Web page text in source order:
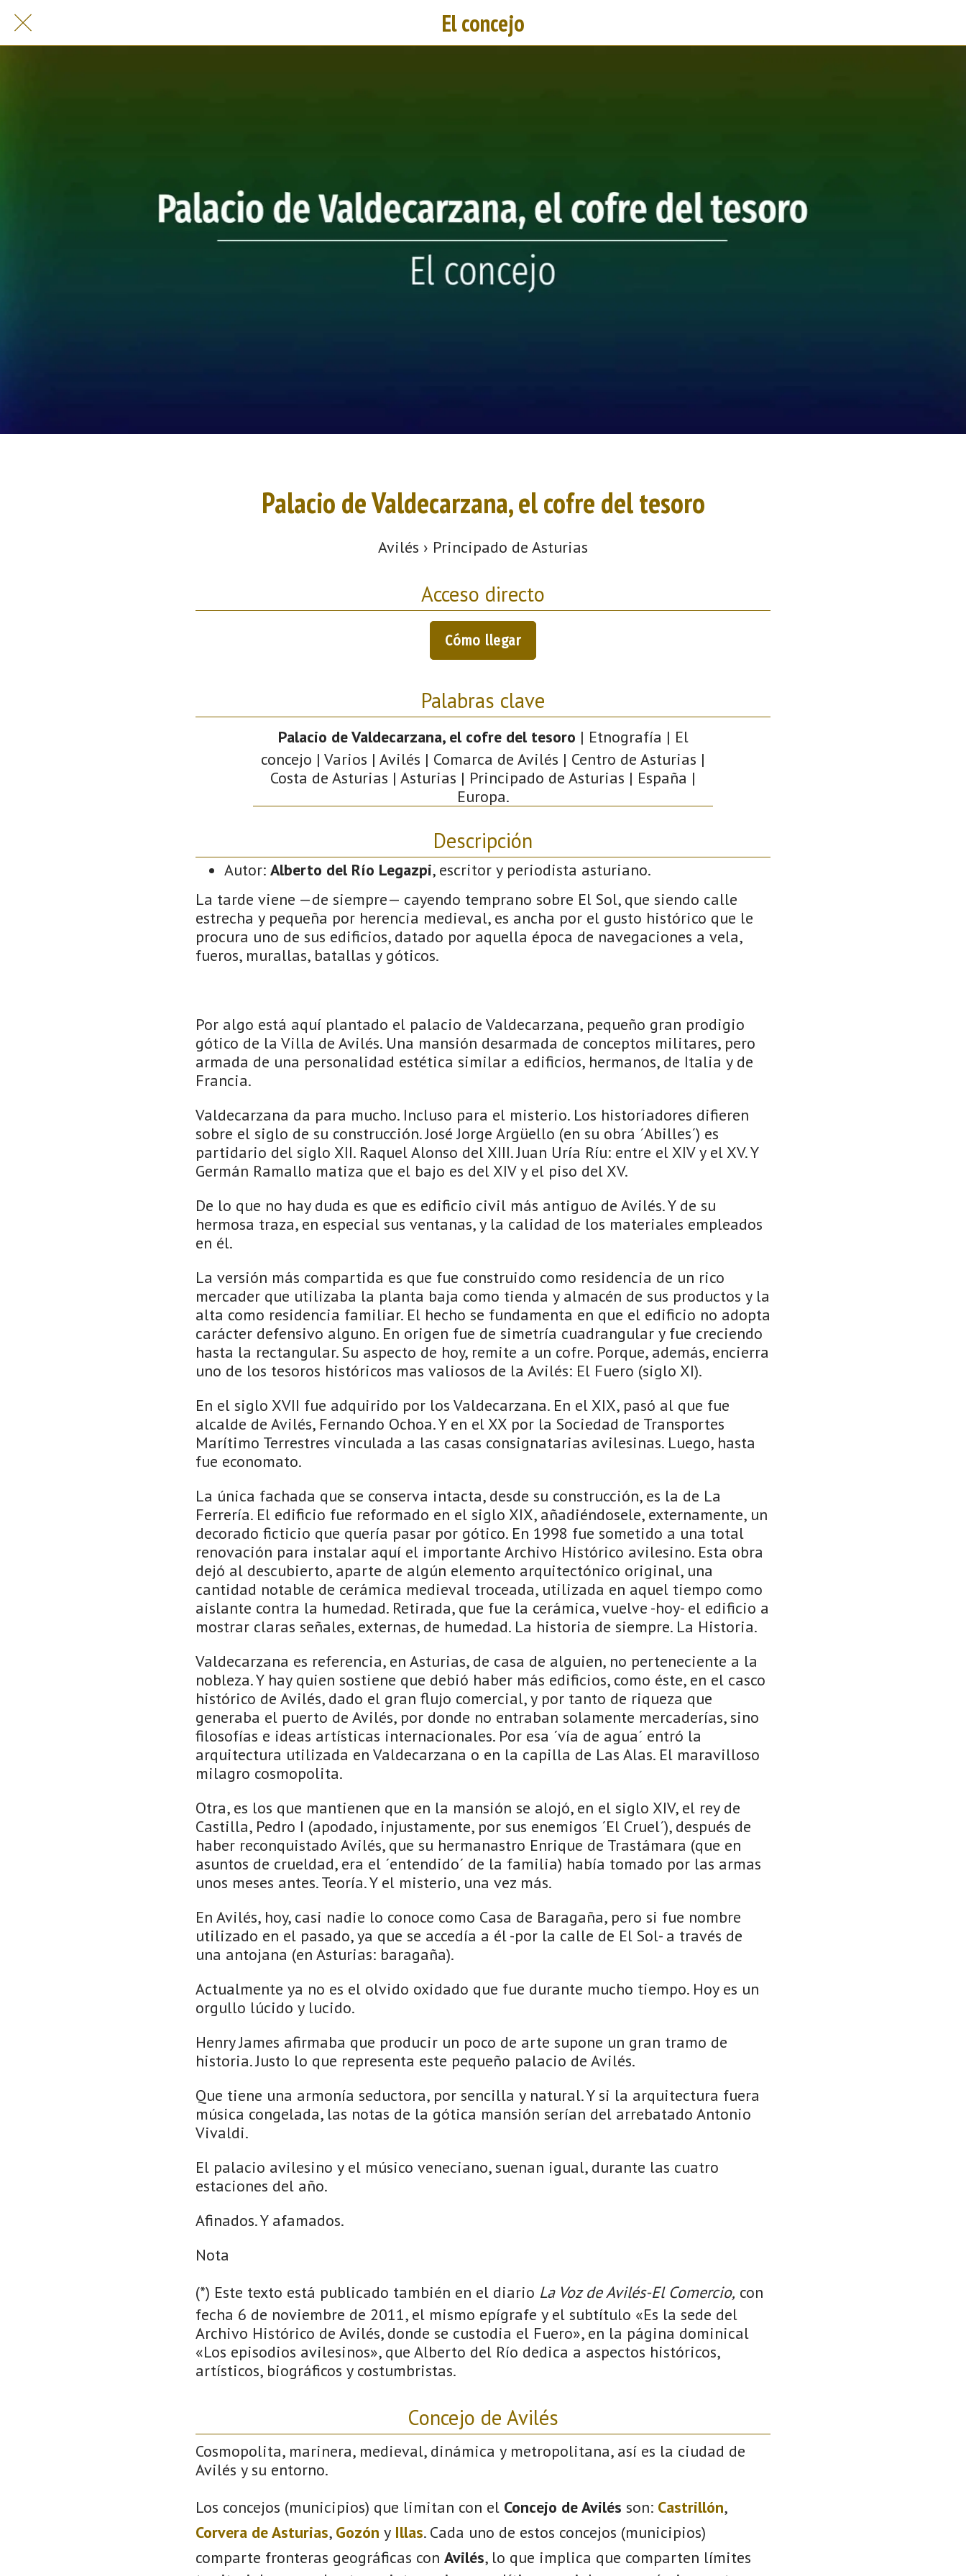
El concejo
Palacio de Valdecarzana, el cofre del tesoro
Avilés › Principado de Asturias
Acceso directo
Cómo llegar
Palabras clave
Palacio de Valdecarzana, el cofre del tesoro | Etnografía | El
concejo | Varios | Avilés | Comarca de Avilés | Centro de Asturias |
Costa de Asturias | Asturias | Principado de Asturias | España |
Europa.
Descripción
Autor: Alberto del Río Legazpi, escritor y periodista asturiano.
La tarde viene —de siempre— cayendo temprano sobre El Sol, que siendo calle
estrecha y pequeña por herencia medieval, es ancha por el gusto histórico que le
procura uno de sus edificios, datado por aquella época de navegaciones a vela,
fueros, murallas, batallas y góticos.
Por algo está aquí plantado el palacio de Valdecarzana, pequeño gran prodigio
gótico de la Villa de Avilés. Una mansión desarmada de conceptos militares, pero
armada de una personalidad estética similar a edificios, hermanos, de Italia y de
Francia.
Valdecarzana da para mucho. Incluso para el misterio. Los historiadores difieren
sobre el siglo de su construcción. José Jorge Argüello (en su obra ´Abilles´) es
partidario del siglo XII. Raquel Alonso del XIII. Juan Uría Ríu: entre el XIV y el XV. Y
Germán Ramallo matiza que el bajo es del XIV y el piso del XV.
De lo que no hay duda es que es edificio civil más antiguo de Avilés. Y de su
hermosa traza, en especial sus ventanas, y la calidad de los materiales empleados
en él.
La versión más compartida es que fue construido como residencia de un rico
mercader que utilizaba la planta baja como tienda y almacén de sus productos y la
alta como residencia familiar. El hecho se fundamenta en que el edificio no adopta
carácter defensivo alguno. En origen fue de simetría cuadrangular y fue creciendo
hasta la rectangular. Su aspecto de hoy, remite a un cofre. Porque, además, encierra
uno de los tesoros históricos mas valiosos de la Avilés: El Fuero (siglo XI).
En el siglo XVII fue adquirido por los Valdecarzana. En el XIX, pasó al que fue
alcalde de Avilés, Fernando Ochoa. Y en el XX por la Sociedad de Transportes
Marítimo Terrestres vinculada a las casas consignatarias avilesinas. Luego, hasta
fue economato.
La única fachada que se conserva intacta, desde su construcción, es la de La
Ferrería. El edificio fue reformado en el siglo XIX, añadiéndosele, externamente, un
decorado ficticio que quería pasar por gótico. En 1998 fue sometido a una total
renovación para instalar aquí el importante Archivo Histórico avilesino. Esta obra
dejó al descubierto, aparte de algún elemento arquitectónico original, una
cantidad notable de cerámica medieval troceada, utilizada en aquel tiempo como
aislante contra la humedad. Retirada, que fue la cerámica, vuelve -hoy- el edificio a
mostrar claras señales, externas, de humedad. La historia de siempre. La Historia.
Valdecarzana es referencia, en Asturias, de casa de alguien, no perteneciente a la
nobleza. Y hay quien sostiene que debió haber más edificios, como éste, en el casco
histórico de Avilés, dado el gran flujo comercial, y por tanto de riqueza que
generaba el puerto de Avilés, por donde no entraban solamente mercaderías, sino
filosofías e ideas artísticas internacionales. Por esa ´vía de agua´ entró la
arquitectura utilizada en Valdecarzana o en la capilla de Las Alas. El maravilloso
milagro cosmopolita.
Otra, es los que mantienen que en la mansión se alojó, en el siglo XIV, el rey de
Castilla, Pedro I (apodado, injustamente, por sus enemigos ´El Cruel´), después de
haber reconquistado Avilés, que su hermanastro Enrique de Trastámara (que en
asuntos de crueldad, era el ´entendido´ de la familia) había tomado por las armas
unos meses antes. Teoría. Y el misterio, una vez más.
En Avilés, hoy, casi nadie lo conoce como Casa de Baragaña, pero si fue nombre
utilizado en el pasado, ya que se accedía a él -por la calle de El Sol- a través de
una antojana (en Asturias: baragaña).
Actualmente ya no es el olvido oxidado que fue durante mucho tiempo. Hoy es un
orgullo lúcido y lucido.
Henry James afirmaba que producir un poco de arte supone un gran tramo de
historia. Justo lo que representa este pequeño palacio de Avilés.
Que tiene una armonía seductora, por sencilla y natural. Y si la arquitectura fuera
música congelada, las notas de la gótica mansión serían del arrebatado Antonio
Vivaldi.
El palacio avilesino y el músico veneciano, suenan igual, durante las cuatro
estaciones del año.
Afinados. Y afamados.
Nota
(*) Este texto está publicado también en el diario La Voz de Avilés-El Comercio, con
fecha 6 de noviembre de 2011, el mismo epígrafe y el subtítulo «Es la sede del
Archivo Histórico de Avilés, donde se custodia el Fuero», en la página dominical
«Los episodios avilesinos», que Alberto del Río dedica a aspectos históricos,
artísticos, biográficos y costumbristas.
Concejo de Avilés
Cosmopolita, marinera, medieval, dinámica y metropolitana, así es la ciudad de
Avilés y su entorno.
Los concejos (municipios) que limitan con el Concejo de Avilés son: Castrillón,
Corvera de Asturias, Gozón y Illas. Cada uno de estos concejos (municipios)
comparte fronteras geográficas con Avilés, lo que implica que comparten límites